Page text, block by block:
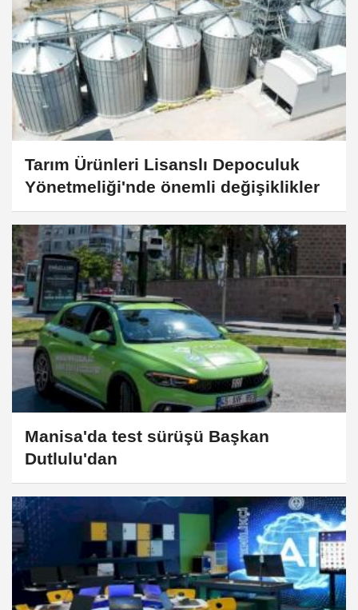
Tarım Ürünleri Lisanslı Depoculuk
Yönetmeliği'nde önemli değişiklikler
Manisa'da test sürüşü Başkan
Dutlulu'dan